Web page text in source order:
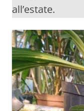
all’estate.